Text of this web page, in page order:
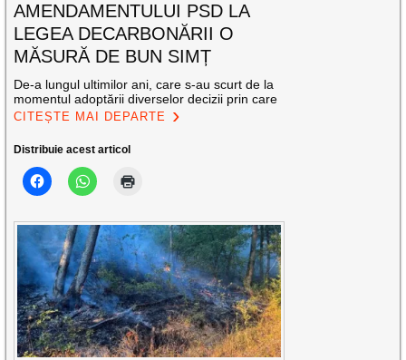
AMENDAMENTULUI PSD LA
LEGEA DECARBONĂRII O
MĂSURĂ DE BUN SIMȚ
De-a lungul ultimilor ani, care s-au scurt de la
momentul adoptării diverselor decizii prin care
CITEȘTE MAI DEPARTE
Distribuie acest articol